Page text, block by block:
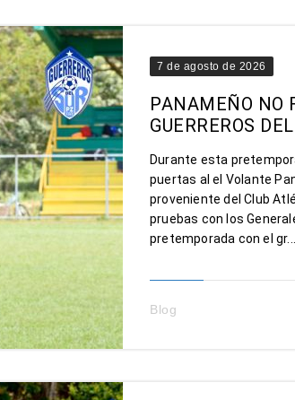
7 de agosto de 2026
PANAMEÑO NO
GUERREROS
Durante esta
puertas al el Volante
proveniente del Club
pruebas con los
pretemporada con el gr...
Blog